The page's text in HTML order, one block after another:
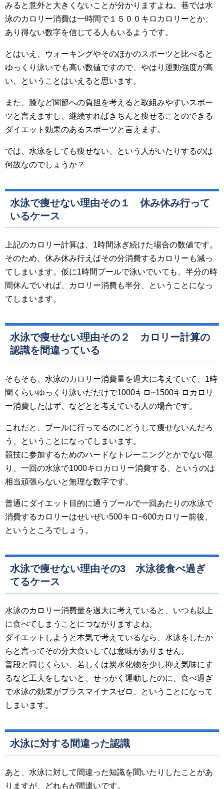
みると意外と大きくないことが分かりますよね。巷では水
泳のカロリー消費は一時間で１５００キロカロリーとか、
あり得ない数字を信じてる人もいるようです。
とはいえ、ウォーキングやそのほかのスポーツと比べると
ゆっくり泳いでも高い数値ですので、やはり運動強度が高
い、ということはいえると思います。
また、膝など関節への負担を考えると取組みやすいスポー
ツと言えますし、継続すればきちんと痩せることのできる
ダイエット効果のあるスポーツと言えます。
では、水泳をしても痩せない、という人がいたりするのは
何故なのでしょうか？
水泳で痩せない理由その１ 休み休み行って
いるケース
上記のカロリー計算は、1時間泳ぎ続けた場合の数値です。
そのため、休み休み行えばその分消費するカロリーも減っ
てしまいます。仮に1時間プールで泳いでいても、半分の時
間休んでいれば、カロリー消費も半分、ということになっ
てしまいます。
水泳で痩せない理由その２ カロリー計算の
認識を間違っている
そもそも、水泳のカロリー消費量を過大に考えていて、1時
間くらいゆっくり泳いだだけで1000キロ~1500キロカロリ
ー消費したはず、などとと考えている人の場合です。
これだと、プールに行ってるのにどうして痩せないんだろ
う、ということになってしまいます。
競技に参加するためのハードなトレーニングとかでない限
り、一回の水泳で1000キロカロリー消費する、というのは
相当頑張らないと無理な数字です。
普通にダイエット目的に通うプールで一回あたりの水泳で
消費するカロリーはせいぜい500キロ~600カロリー前後、
というところでしょう。
水泳で痩せない理由その3 水泳後食べ過ぎ
てるケース
水泳のカロリー消費量を過大に考えていると、いつも以上
に食べてしまうことにつながりますよね。
ダイエットしようと本気で考えているなら、水泳をしたか
らと言ってその分大食いしては意味がありません。
普段と同じくらい、若しくは炭水化物を少し抑え気味にす
るなど工夫をしないと、せっかく運動したのに、食べ過ぎ
で水泳の効果がプラスマイナスゼロ、ということになって
しまいます。
水泳に対する間違った認識
あと、水泳に対して間違った知識を聞いたりしたことがあ
りますが、どれもが間違いです。